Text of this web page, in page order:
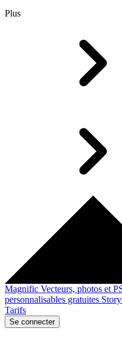
Plus
Magnific Vecteurs, photos et
personnalisables gratuites
Tarifs
Se connecter